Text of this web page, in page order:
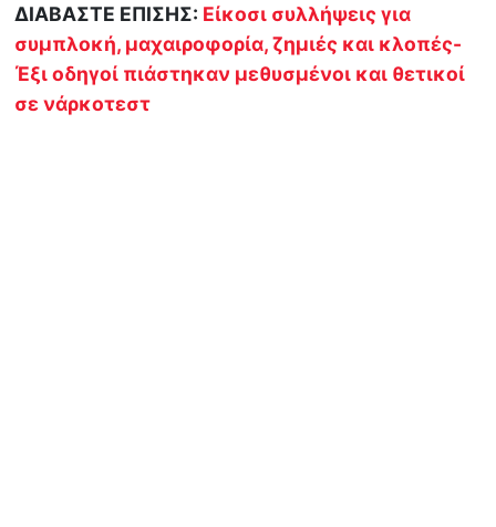
ΔΙΑΒΑΣΤΕ ΕΠΙΣΗΣ: Είκοσι συλλήψεις για
συμπλοκή, μαχαιροφορία, ζημιές και κλοπές-
Έξι οδηγοί πιάστηκαν μεθυσμένοι και θετικοί
σε νάρκοτεστ